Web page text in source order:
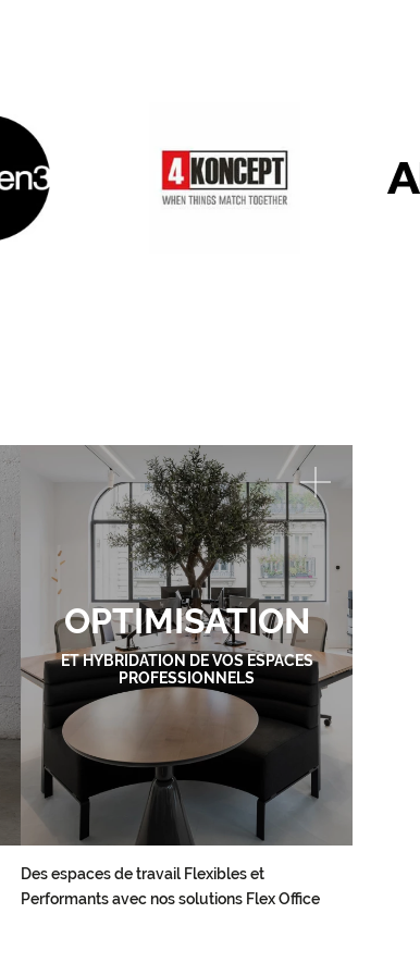
OPTIMISATION
ET HYBRIDATION DE VOS ESPACES
PROFESSIONNELS
Des espaces de travail Flexibles et
Performants avec nos solutions Flex Office